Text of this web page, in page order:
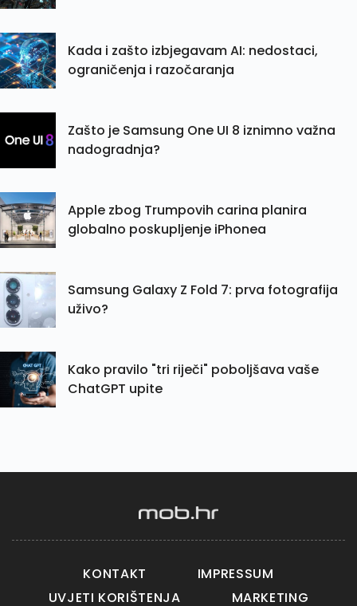
Kada i zašto izbjegavam AI: nedostaci,
ograničenja i razočaranja
Zašto je Samsung One UI 8 iznimno važna
nadogradnja?
Apple zbog Trumpovih carina planira
globalno poskupljenje iPhonea
Samsung Galaxy Z Fold 7: prva fotografija
uživo?
Kako pravilo "tri riječi" poboljšava vaše
ChatGPT upite
KONTAKT
IMPRESSUM
UVJETI KORIŠTENJA
MARKETING